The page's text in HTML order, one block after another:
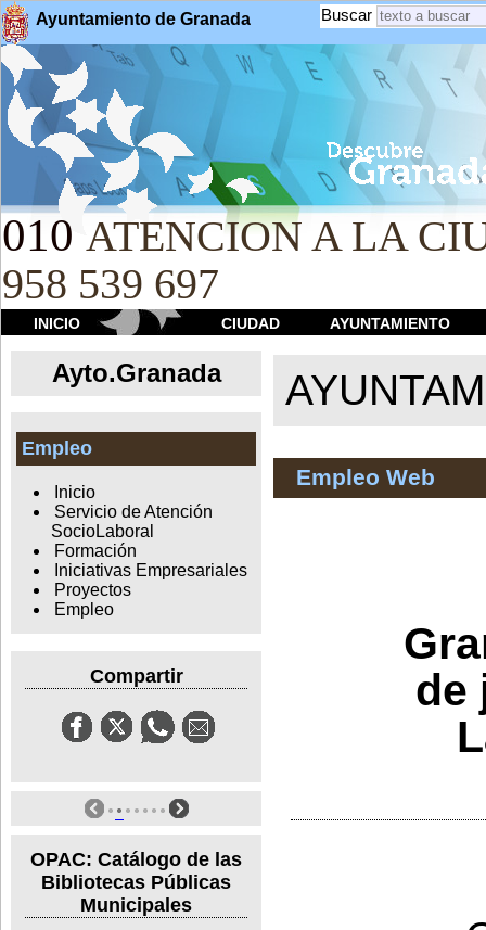
Ayuntamiento de Granada Buscar
010 ATENCION A LA
958 539 697
INICIO CIUDAD AYUNTAMIENTO
Ayto.Granada
Empleo
Inicio
Servicio de Atención
SocioLaboral
Formación
Iniciativas Empresariales
Proyectos
Empleo
Compartir
OPAC: Catálogo de las
Bibliotecas Públicas
Municipales
Empleo Web
de